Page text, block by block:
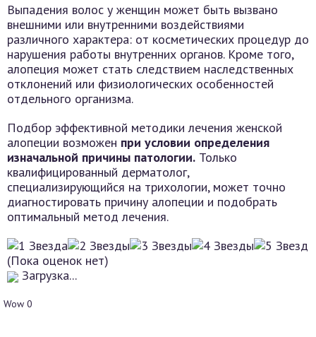
Выпадения волос у женщин может быть вызвано
внешними или внутренними воздействиями
различного характера: от косметических процедур до
нарушения работы внутренних органов. Кроме того,
алопеция может стать следствием наследственных
отклонений или физиологических особенностей
отдельного организма.
Подбор эффективной методики лечения женской
алопеции возможен при условии определения
изначальной причины патологии. Только
квалифицированный дерматолог,
специализирующийся на трихологии, может точно
диагностировать причину алопеции и подобрать
оптимальный метод лечения.
(Пока оценок нет)
Загрузка...
Wow 0